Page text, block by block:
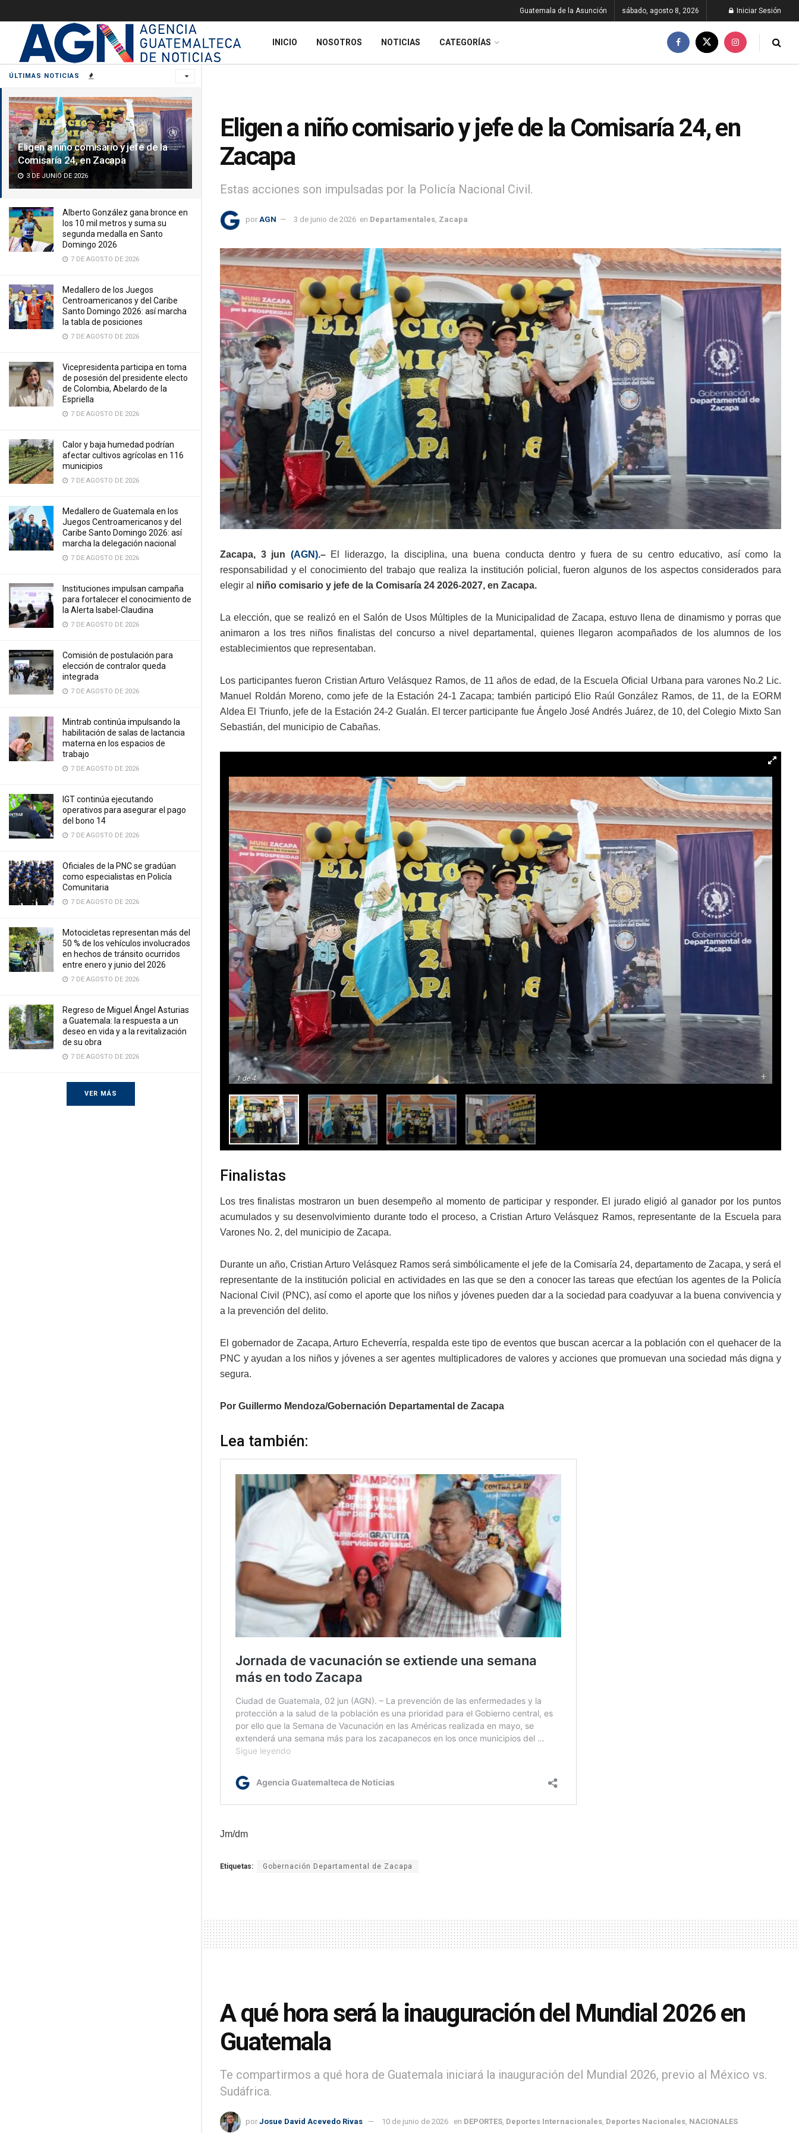
ÚLTIMAS NOTICIAS
Eligen a niño comisario y jefe de la
Comisaría 24, en Zacapa
3 DE JUNIO DE 2026
Alberto González gana bronce en
los 10 mil metros y suma su
segunda medalla en Santo
Domingo 2026
7 DE AGOSTO DE 2026
Medallero de los Juegos
Centroamericanos y del Caribe
Santo Domingo 2026: así marcha
la tabla de posiciones
7 DE AGOSTO DE 2026
Vicepresidenta participa en toma
de posesión del presidente electo
de Colombia, Abelardo de la
Espriella
7 DE AGOSTO DE 2026
Calor y baja humedad podrían
afectar cultivos agrícolas en 116
municipios
7 DE AGOSTO DE 2026
Medallero de Guatemala en los
Juegos Centroamericanos y del
Caribe Santo Domingo 2026: así
marcha la delegación nacional
7 DE AGOSTO DE 2026
Instituciones impulsan campaña
para fortalecer el conocimiento de
la Alerta Isabel-Claudina
7 DE AGOSTO DE 2026
Comisión de postulación para
elección de contralor queda
integrada
7 DE AGOSTO DE 2026
Mintrab continúa impulsando la
habilitación de salas de lactancia
materna en los espacios de
trabajo
7 DE AGOSTO DE 2026
IGT continúa ejecutando
operativos para asegurar el pago
del bono 14
7 DE AGOSTO DE 2026
Oficiales de la PNC se gradúan
como especialistas en Policía
Comunitaria
7 DE AGOSTO DE 2026
Motocicletas representan más del
50 % de los vehículos involucrados
en hechos de tránsito ocurridos
entre enero y junio del 2026
7 DE AGOSTO DE 2026
Regreso de Miguel Ángel Asturias
a Guatemala: la respuesta a un
deseo en vida y a la revitalización
de su obra
7 DE AGOSTO DE 2026
VER MÁS
Guatemala de la Asunción sábado, agosto 8, 2026 Iniciar Sesión
INICIO NOSOTROS NOTICIAS CATEGORÍAS
Eligen a niño comisario y jefe de la Comisaría 24, en
Zacapa
Estas acciones son impulsadas por la Policía Nacional Civil.
por AGN 3 de junio de 2026 en Departamentales Zacapa
Zacapa, 3 jun (AGN).–El liderazgo, la disciplina, una buena conducta dentro y fuera de su centro educativo, así como la
responsabilidad y el conocimiento del trabajo que realiza la institución policial, fueron algunos de los aspectos considerados para
elegir al niño comisario y jefe de la Comisaría 24 2026-2027, en Zacapa.
La elección, que se realizó en el Salón de Usos Múltiples de la Municipalidad de Zacapa, estuvo llena de dinamismo y porras que
animaron a los tres niños finalistas del concurso a nivel departamental, quienes llegaron acompañados de los alumnos de los
establecimientos que representaban.
Los participantes fueron Cristian Arturo Velásquez Ramos, de 11 años de edad, de la Escuela Oficial Urbana para varones No.2 Lic.
Manuel Roldán Moreno, como jefe de la Estación 24-1 Zacapa; también participó Elio Raúl González Ramos, de 11, de la EORM
Aldea El Triunfo, jefe de la Estación 24-2 Gualán. El tercer participante fue Ángelo José Andrés Juárez, de 10, del Colegio Mixto San
Sebastián, del municipio de Cabañas.
1de 4 - +
Finalistas
Los tres finalistas mostraron un buen desempeño al momento de participar y responder. El jurado eligió al ganador por los puntos
acumulados y su desenvolvimiento durante todo el proceso, a Cristian Arturo Velásquez Ramos, representante de la Escuela para
Varones No. 2, del municipio de Zacapa.
Durante un año, Cristian Arturo Velásquez Ramos será simbólicamente el jefe de la Comisaría 24, departamento de Zacapa, y será el
representante de la institución policial en actividades en las que se den a conocer las tareas que efectúan los agentes de la Policía
Nacional Civil (PNC), así como el aporte que los niños y jóvenes pueden dar a la sociedad para coadyuvar a la buena convivencia y
a la prevención del delito.
El gobernador de Zacapa, Arturo Echeverría, respalda este tipo de eventos que buscan acercar a la población con el quehacer de la
PNC y ayudan a los niños y jóvenes a ser agentes multiplicadores de valores y acciones que promuevan una sociedad más digna y
segura.
Por Guillermo Mendoza/Gobernación Departamental de Zacapa
Lea también:
Jm/dm
Etiquetas: Gobernación Departamental de Zacapa
A qué hora será la inauguración del Mundial 2026 en
Guatemala
Te compartirmos a qué hora de Guatemala iniciará la inauguración del Mundial 2026, previo al México vs.
Sudáfrica.
por Josue David Acevedo Rivas 10 de junio de 2026 en DEPORTES Deportes Internacionales Deportes Nacionales NACIONALES